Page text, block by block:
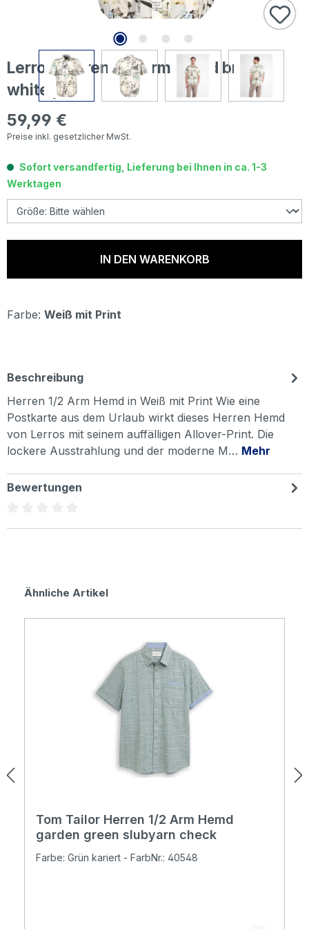
Lerros Herren 1/2 Arm Hemd broken
white print
Regulärer Preis:
59,99 €
Preise inkl. gesetzlicher MwSt.
Sofort versandfertig, Lieferung bei Ihnen in ca. 1-3
Werktagen
IN DEN WARENKORB
Farbe: Weiß mit Print
Beschreibung
Herren 1/2 Arm Hemd in Weiß mit Print Wie eine
Postkarte aus dem Urlaub wirkt dieses Herren Hemd
von Lerros mit seinem auffälligen Allover-Print. Die
lockere Ausstrahlung und der moderne M… Mehr
Bewertungen
Produktgalerie überspringen
Ähnliche Artikel
Tom Tailor Herren 1/2 Arm Hemd
garden green slubyarn check
Farbe: Grün kariert - FarbNr.: 40548